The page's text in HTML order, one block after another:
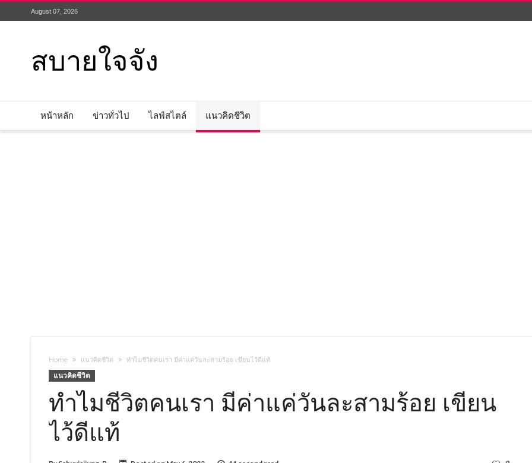
August 07, 2026
สบายใจจัง
หน้าหลัก ข่าวทั่วไป ไลฟ์สไตล์ แนวคิดชีวิต
Home แนวคิดชีวิต ทำไมชีวิตคนเรา มีค่าแค่วันละสามร้อย เขียนไว้ดีแท้
แนวคิดชีวิต
ทำไมชีวิตคนเรา มีค่าแค่วันละสามร้อย เขียน
ไว้ดีแท้